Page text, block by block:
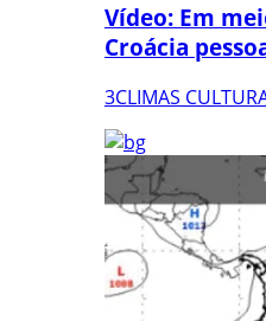
Vídeo: Em
Croácia
3CLIMAS